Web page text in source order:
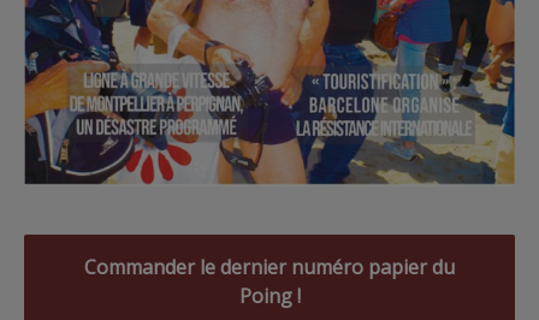
Commander le dernier numéro papier du
Poing !